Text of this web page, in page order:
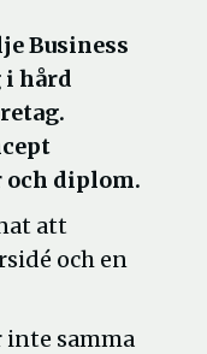
Business
i hård
och diplom.
att
och en
inte samma